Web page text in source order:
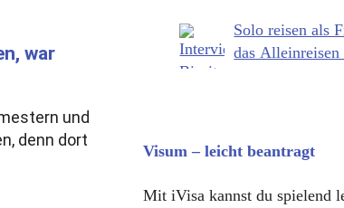
war
und
denn dort
Solo reisen als
das Alleinreisen
Visum – leicht beantragt
Mit iVisa kannst du spielend